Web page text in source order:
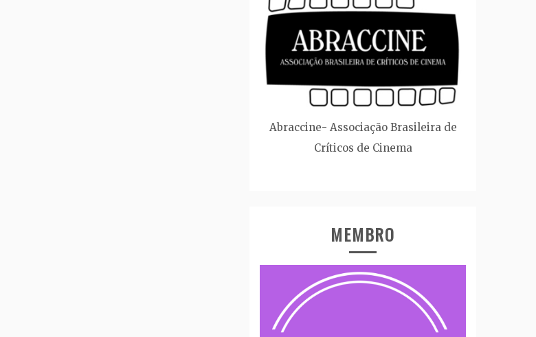
Abraccine- Associação Brasileira de
Críticos de Cinema
MEMBRO